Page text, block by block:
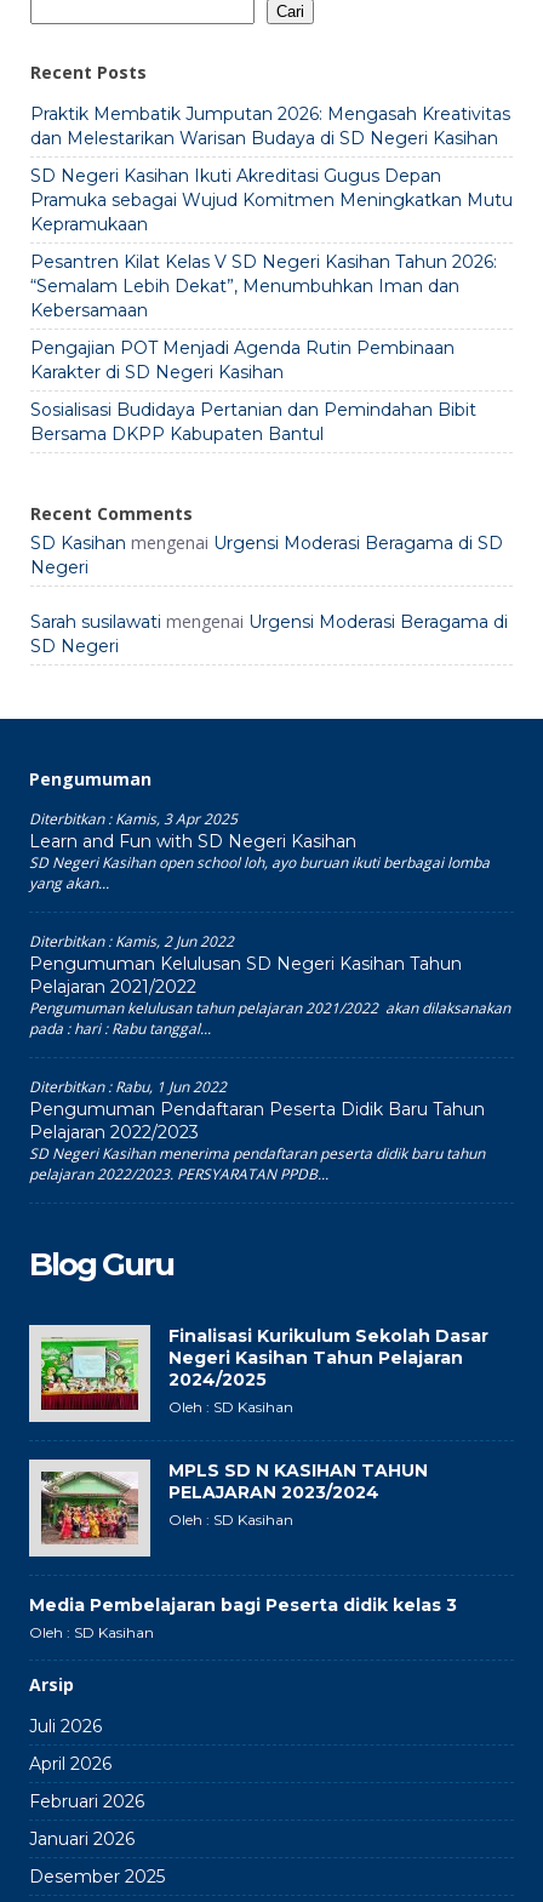
Cari
Recent Posts
Praktik Membatik Jumputan 2026: Mengasah Kreativitas
dan Melestarikan Warisan Budaya di SD Negeri Kasihan
SD Negeri Kasihan Ikuti Akreditasi Gugus Depan
Pramuka sebagai Wujud Komitmen Meningkatkan Mutu
Kepramukaan
Pesantren Kilat Kelas V SD Negeri Kasihan Tahun 2026:
“Semalam Lebih Dekat”, Menumbuhkan Iman dan
Kebersamaan
Pengajian POT Menjadi Agenda Rutin Pembinaan
Karakter di SD Negeri Kasihan
Sosialisasi Budidaya Pertanian dan Pemindahan Bibit
Bersama DKPP Kabupaten Bantul
Recent Comments
SD Kasihan mengenai Urgensi Moderasi Beragama di SD
Negeri
Sarah susilawati mengenai Urgensi Moderasi Beragama di
SD Negeri
Pengumuman
Diterbitkan :Kamis, 3 Apr 2025
Learn and Fun with SD Negeri Kasihan
SD Negeri Kasihan open school loh, ayo buruan ikuti berbagai lomba
yang akan...
Diterbitkan :Kamis, 2 Jun 2022
Pengumuman Kelulusan SD Negeri Kasihan Tahun
Pelajaran 2021/2022
Pengumuman kelulusan tahun pelajaran 2021/2022 akan dilaksanakan
pada : hari : Rabu tanggal...
Diterbitkan :Rabu, 1 Jun 2022
Pengumuman Pendaftaran Peserta Didik Baru Tahun
Pelajaran 2022/2023
SD Negeri Kasihan menerima pendaftaran peserta didik baru tahun
pelajaran 2022/2023. PERSYARATAN PPDB...
Blog Guru
Finalisasi Kurikulum Sekolah Dasar
Negeri Kasihan Tahun Pelajaran
2024/2025
Oleh : SD Kasihan
MPLS SD N KASIHAN TAHUN
PELAJARAN 2023/2024
Oleh : SD Kasihan
Media Pembelajaran bagi Peserta didik kelas 3
Oleh : SD Kasihan
Arsip
Juli 2026
April 2026
Februari 2026
Januari 2026
Desember 2025